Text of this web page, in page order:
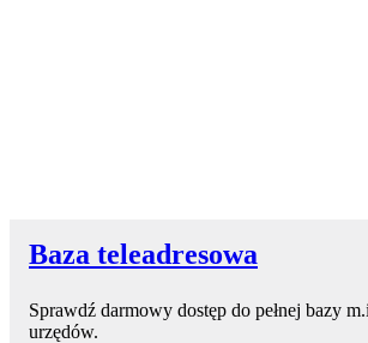
Baza teleadresowa
Sprawdź darmowy dostęp do pełnej bazy
urzędów.